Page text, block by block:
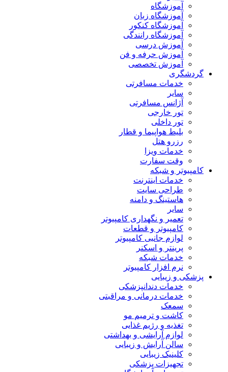
آموزشگاه
آموزشگاه زبان
آموزشگاه کنکور
آموزشگاه رانندگی
آموزش درسی
آموزش حرفه و فن
آموزش تخصصی
گردشگری
خدمات مسافرتی
سایر
آژانس مسافرتی
تور خارجی
تور داخلی
بلیط هواپیما و قطار
رزرو هتل
خدمات ویزا
وقت سفارت
کامپیوتر و شبکه
خدمات اینترنت
طراحی سایت
هاستینگ و دامنه
سایر
تعمیر و نگهداری کامپیوتر
کامپیوتر و قطعات
لوازم جانبی کامپیوتر
پرینتر و اسکنر
خدمات شبکه
نرم افزار کامپیوتر
پزشکی و زیبایی
خدمات دندانپزشکی
خدمات درمانی و مراقبتی
سمعک
کاشت و ترمیم مو
تغذیه و رژیم غذایی
لوازم آرایشی و بهداشتی
سالن آرایش و زیبایی
کلینیک زیبایی
تجهیزات پزشکی